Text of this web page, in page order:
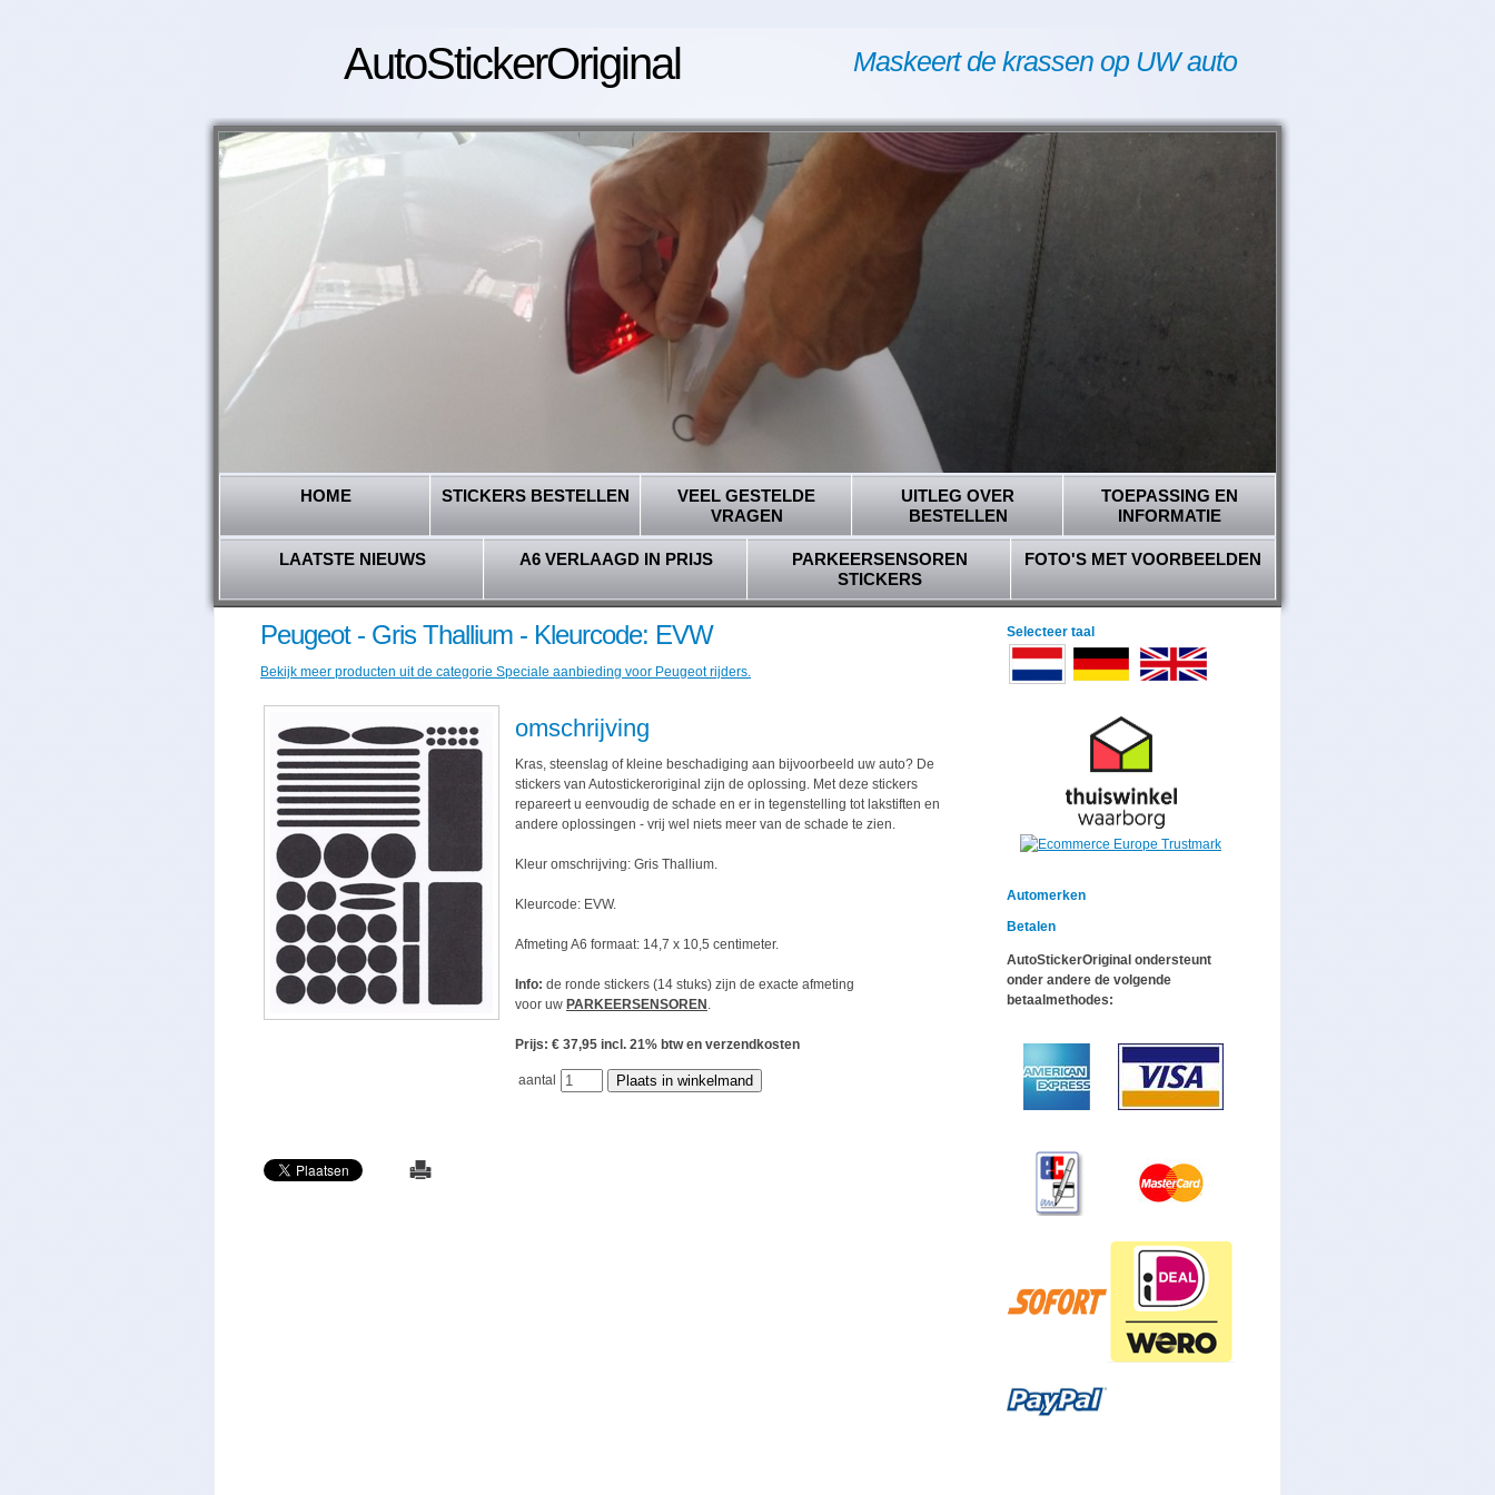
AutoStickerOriginal Maskeert de krassen op UW auto
HOME STICKERS BESTELLEN
VEEL GESTELDE
VRAGEN
UITLEG OVER
BESTELLEN
TOEPASSING EN
INFORMATIE
LAATSTE NIEUWS A6 VERLAAGD IN PRIJS
PARKEERSENSOREN
STICKERS
FOTO'S MET VOORBEELDEN
Peugeot - Gris Thallium - Kleurcode: EVW
Bekijk meer producten uit de categorie Speciale aanbieding voor Peugeot rijders.
omschrijving
Kras, steenslag of kleine beschadiging aan bijvoorbeeld uw auto? De
stickers van Autostickeroriginal zijn de oplossing. Met deze stickers
repareert u eenvoudig de schade en er in tegenstelling tot lakstiften en
andere oplossingen - vrij wel niets meer van de schade te zien.
Kleur omschrijving: Gris Thallium.
Kleurcode: EVW.
Afmeting A6 formaat: 14,7 x 10,5 centimeter.
Info: de ronde stickers (14 stuks) zijn de exacte afmeting
voor uw PARKEERSENSOREN .
Prijs: € 37,95 incl. 21% btw en verzendkosten
aantal
Selecteer taal
Automerken
Betalen
AutoStickerOriginal ondersteunt
onder andere de volgende
betaalmethodes: